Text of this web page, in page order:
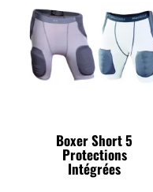
Boxer Short 5
Protections
Intégrées